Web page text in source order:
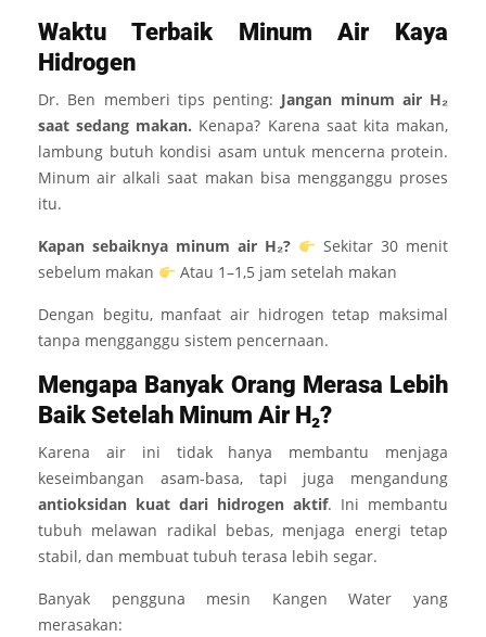
Waktu Terbaik Minum Air Kaya
Hidrogen
Dr. Ben memberi tips penting: Jangan minum air H₂
saat sedang makan. Kenapa? Karena saat kita makan,
lambung butuh kondisi asam untuk mencerna protein.
Minum air alkali saat makan bisa mengganggu proses
itu.
Kapan sebaiknya minum air H₂?
Sekitar 30 menit
sebelum makan
Atau 1–1,5 jam setelah makan
Dengan begitu, manfaat air hidrogen tetap maksimal
tanpa mengganggu sistem pencernaan.
Mengapa Banyak Orang Merasa Lebih
Baik Setelah Minum Air H₂?
Karena air ini tidak hanya membantu menjaga
keseimbangan asam-basa, tapi juga mengandung
antioksidan kuat dari hidrogen aktif. Ini membantu
tubuh melawan radikal bebas, menjaga energi tetap
stabil, dan membuat tubuh terasa lebih segar.
Banyak pengguna mesin Kangen Water yang
merasakan: